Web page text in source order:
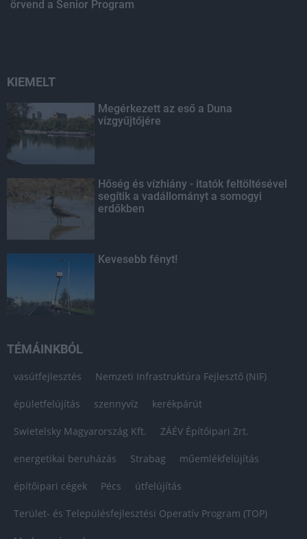
örvend a Senior Program
KIEMELT
Megérkezett az eső a Duna
vízgyűjtőjére
Hőség és vízhiány - itatók feltöltésével
segítik a vadállományt a somogyi
erdőkben
Kevesebb fényt!
TÉMÁINKBÓL
vasútfejlesztés Nemzeti Infrastruktúra Fejlesztő (NIF)
épületfelújítás szennyvíz kerékpárút
Swietelsky Magyarország Kft. ZÁÉV Építőipari Zrt.
energetikai beruházás Strabag műemlékfelújítás
építőipari cégek Pécs útfelújítás
Terület- és Településfejlesztési Operatív Program (TOP)